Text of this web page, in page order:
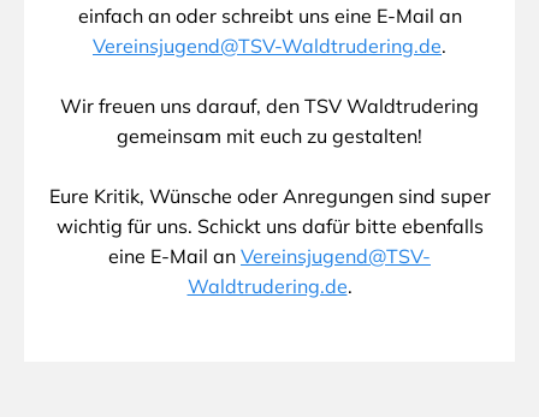
einfach an oder schreibt uns eine E-Mail an
Vereinsjugend@TSV-Waldtrudering.de.
Wir freuen uns darauf, den TSV Waldtrudering
gemeinsam mit euch zu gestalten!
Eure Kritik, Wünsche oder Anregungen sind super
wichtig für uns. Schickt uns dafür bitte ebenfalls
eine E-Mail an Vereinsjugend@TSV-
Waldtrudering.de.